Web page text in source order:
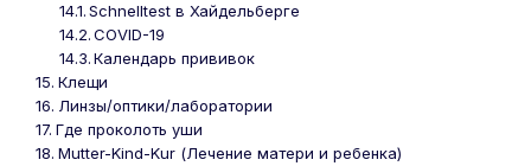
Schnelltest в Хайдельберге
COVID-19
Календарь прививок
Клещи
Линзы/оптики/лаборатории
Где проколоть уши
Mutter-Kind-Kur (Лечение матери и ребенка)